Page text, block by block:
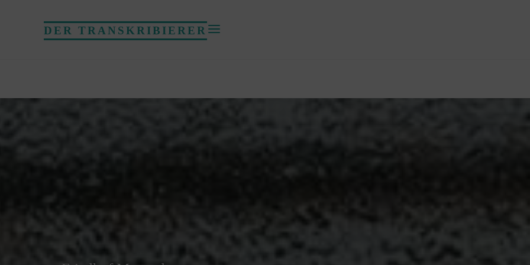
DER TRANSKRIBIERER